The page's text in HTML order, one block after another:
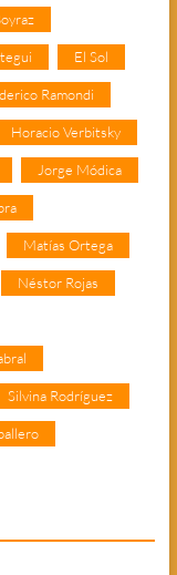
El Sol
Ramondi
Horacio Verbitsky
Jorge Módica
Matías Ortega
Néstor Rojas
Silvina Rodríguez